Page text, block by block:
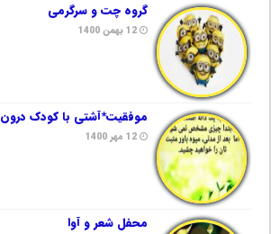
گروه چت و سرگرمی
12 بهمن 1400
موفقیت*آشتی با کودک درون
12 مهر 1400
محفل شعر و آوا